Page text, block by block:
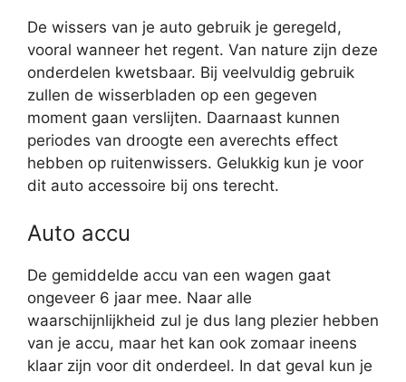
De wissers van je auto gebruik je geregeld,
vooral wanneer het regent. Van nature zijn deze
onderdelen kwetsbaar. Bij veelvuldig gebruik
zullen de wisserbladen op een gegeven
moment gaan verslijten. Daarnaast kunnen
periodes van droogte een averechts effect
hebben op ruitenwissers. Gelukkig kun je voor
dit auto accessoire bij ons terecht.
Auto accu
De gemiddelde accu van een wagen gaat
ongeveer 6 jaar mee. Naar alle
waarschijnlijkheid zul je dus lang plezier hebben
van je accu, maar het kan ook zomaar ineens
klaar zijn voor dit onderdeel. In dat geval kun je